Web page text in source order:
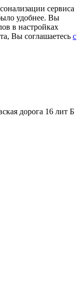
сервиса
удобнее. Вы
в настройках
Вы соглашаетесь c
дорога 16 лит Б